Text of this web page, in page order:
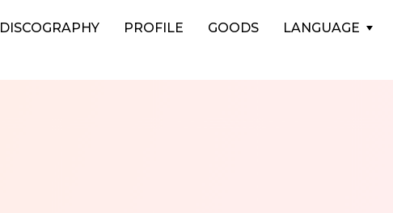
DISCOGRAPHY PROFILE GOODS LANGUAGE